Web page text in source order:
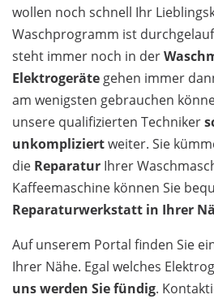
wollen noch schnell Ihr
Waschprogramm ist
steht immer noch in der
Elektrogeräte gehen immer
am wenigsten gebrauchen
unsere qualifizierten Techniker
unkompliziertweiter. Sie
die Reparatur Ihrer
Kaffeemaschine können Sie
Reparaturwerkstatt in Ihrer
Auf unserem Portal finden Sie
Ihrer Nähe. Egal welches
uns werden Sie fündig.